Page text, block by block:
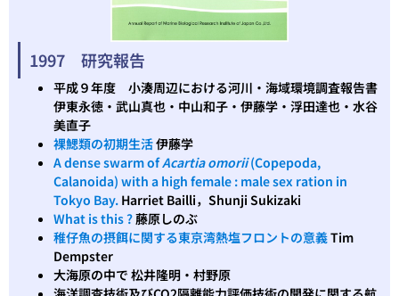
1997 研究報告
平成９年度 小湊周辺における河川・海域環境調査報告書
伊東永徳・武山真也・中山和子・伊藤学・浮田達也・水谷
美直子
裸鰓類の初期生活伊藤学
A dense swarm ofAcartia omorii(Copepoda,
Calanoida) with a high female : male sex ration in
Tokyo Bay. Harriet Bailli，Shunji Sukizaki
What is this ?藤原しのぶ
稚仔魚の摂餌に関する東京湾熱塩フロントの意義Tim
Dempster
大海原の中で 松井隆明・村野原